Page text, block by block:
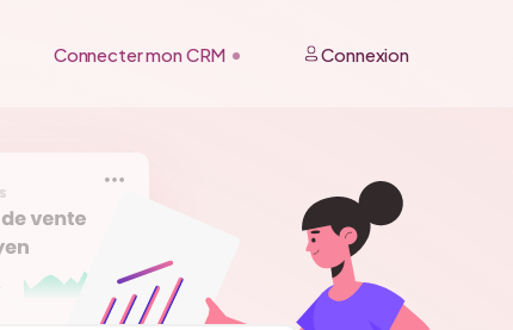
Connecter mon CRM Connexion